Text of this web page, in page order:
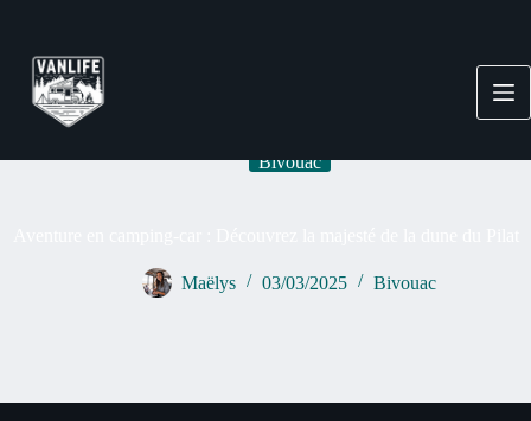
contenu
Bivouac
Maëlys 03/03/2025 Bivouac